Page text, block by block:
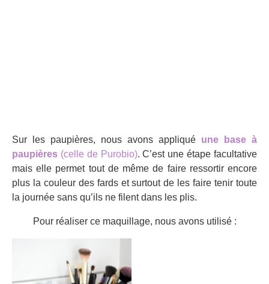
Sur les paupières, nous avons appliqué une base à
paupières (celle de Purobio). C’est une étape facultative
mais elle permet tout de même de faire ressortir encore
plus la couleur des fards et surtout de les faire tenir toute
la journée sans qu’ils ne filent dans les plis.
Pour réaliser ce maquillage, nous avons utilisé :